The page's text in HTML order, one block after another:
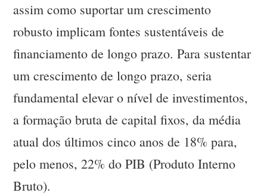
assim como suportar um crescimento
robusto implicam fontes sustentáveis de
financiamento de longo prazo. Para sustentar
um crescimento de longo prazo, seria
fundamental elevar o nível de investimentos,
a formação bruta de capital fixos, da média
atual dos últimos cinco anos de 18% para,
pelo menos, 22% do PIB (Produto Interno
Bruto).